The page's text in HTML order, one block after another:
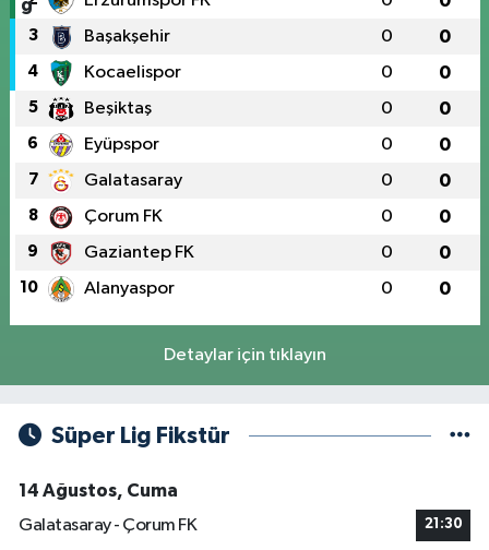
3 Başakşehir 0 0
4 Kocaelispor 0 0
5 Beşiktaş 0 0
6 Eyüpspor 0 0
7 Galatasaray 0 0
8 Çorum FK 0 0
9 Gaziantep FK 0 0
10 Alanyaspor 0 0
Detaylar için tıklayın
Süper Lig Fikstür
14 Ağustos, Cuma
Galatasaray - Çorum FK
21:30